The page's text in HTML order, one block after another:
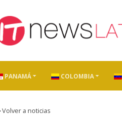
PANAMÁ COLOMBIA
Volver a noticias